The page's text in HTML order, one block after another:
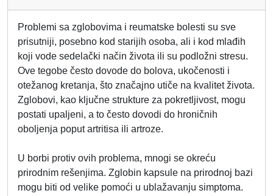
Problemi sa zglobovima i reumatske bolesti su sve
prisutniji, posebno kod starijih osoba, ali i kod mlađih
koji vode sedelački način života ili su podložni stresu.
Ove tegobe često dovode do bolova, ukočenosti i
otežanog kretanja, što značajno utiče na kvalitet života.
Zglobovi, kao ključne strukture za pokretljivost, mogu
postati upaljeni, a to često dovodi do hroničnih
oboljenja poput artritisa ili artroze.
U borbi protiv ovih problema, mnogi se okreću
prirodnim rešenjima. Zglobin kapsule na prirodnoj bazi
mogu biti od velike pomoći u ublažavanju simptoma.